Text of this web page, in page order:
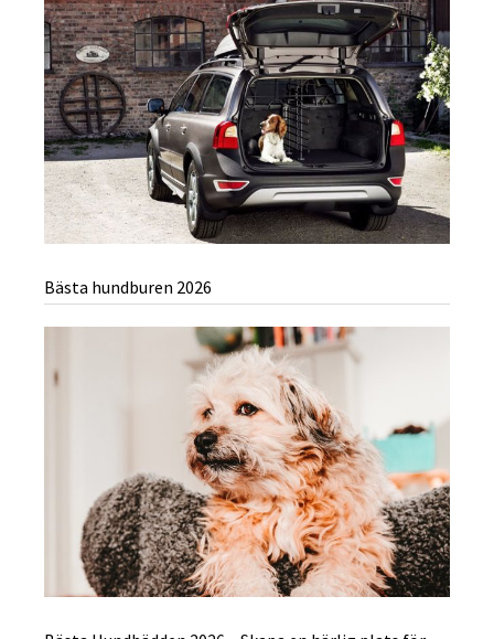
Bästa hundburen 2026